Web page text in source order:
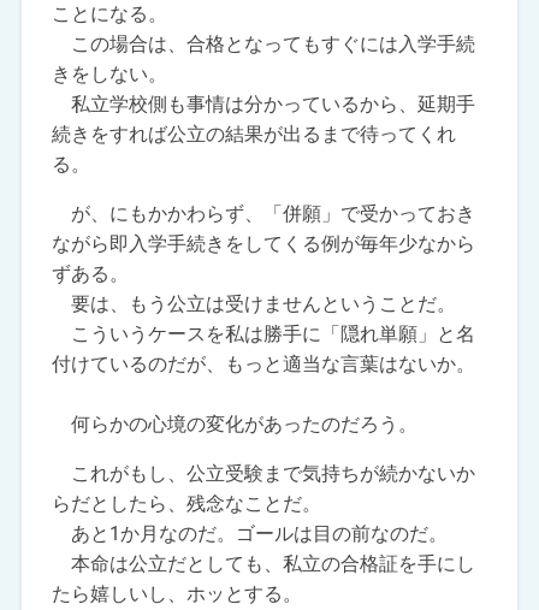
ことになる。
この場合は、合格となってもすぐには入学手続
きをしない。
私立学校側も事情は分かっているから、延期手
続きをすれば公立の結果が出るまで待ってくれ
る。
が、にもかかわらず、「併願」で受かっておき
ながら即入学手続きをしてくる例が毎年少なから
ずある。
要は、もう公立は受けませんということだ。
こういうケースを私は勝手に「隠れ単願」と名
付けているのだが、もっと適当な言葉はないか。
何らかの心境の変化があったのだろう。
これがもし、公立受験まで気持ちが続かないか
らだとしたら、残念なことだ。
あと1か月なのだ。ゴールは目の前なのだ。
本命は公立だとしても、私立の合格証を手にし
たら嬉しいし、ホッとする。